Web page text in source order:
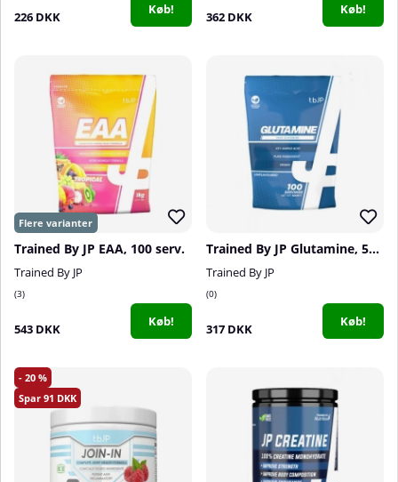
226 DKK Køb! 362 DKK Køb!
Trained By JP EAA, 100 serv.
Trained By JP
3
543 DKK Køb!
Trained By JP Glutamine, 500 g
Trained By JP
0
317 DKK Køb!
20
91